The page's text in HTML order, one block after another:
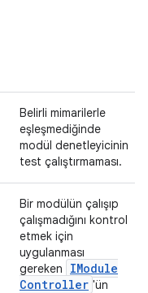
Belirli mimarilerle
eşleşmediğinde
modül denetleyicinin
test çalıştırmaması.
Bir modülün çalışıp
çalışmadığını kontrol
etmek için
uygulanması
gereken
IModule
Controller 'ün